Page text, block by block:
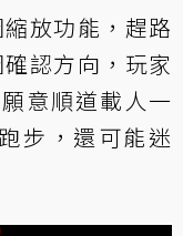
放功能，趕路
認方向，玩家
意順道載人一
步，還可能迷